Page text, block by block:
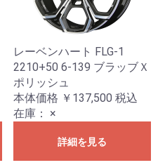
レーベンハート FLG-1
2210+50 6-139 ブラッブＸ
ポリッシュ
本体価格 ￥137,500 税込
在庫： ×
詳細を見る